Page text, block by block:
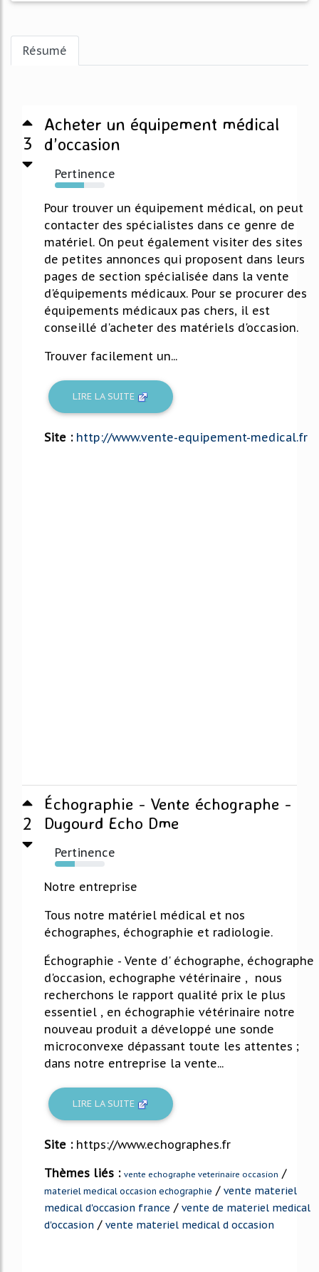
Résumé
3
Acheter un équipement médical
d’occasion
Pertinence
58%
Pour trouver un équipement médical, on peut
contacter des spécialistes dans ce genre de
matériel. On peut également visiter des sites
de petites annonces qui proposent dans leurs
pages de section spécialisée dans la vente
d'équipements médicaux. Pour se procurer des
équipements médicaux pas chers, il est
conseillé d'acheter des matériels d'occasion.
Trouver facilement un...
LIRE LA SUITE
Site : http://www.vente-equipement-medical.fr
2
Échographie - Vente échographe -
Dugourd Echo Dme
Pertinence
40%
Notre entreprise
Tous notre matériel médical et nos
échographes, échographie et radiologie.
Échographie - Vente d' échographe, échographe
d'occasion, echographe vétérinaire , nous
recherchons le rapport qualité prix le plus
essentiel , en échographie vétérinaire notre
nouveau produit a développé une sonde
microconvexe dépassant toute les attentes ;
dans notre entreprise la vente...
LIRE LA SUITE
Site : https://www.echographes.fr
Thèmes liés : vente echographe veterinaire occasion /
materiel medical occasion echographie / vente materiel
medical d'occasion france / vente de materiel medical
d'occasion / vente materiel medical d occasion